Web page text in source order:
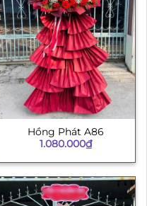
Hồng Phát A86
1.080.000₫